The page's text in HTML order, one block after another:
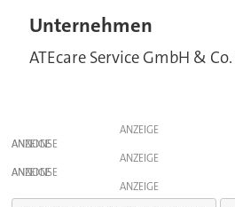
Unternehmen
ATEcare Service GmbH & Co.
ANZEIGE
ANZEIGE
ANZEIGE
ANZEIGE
ANZEIGE